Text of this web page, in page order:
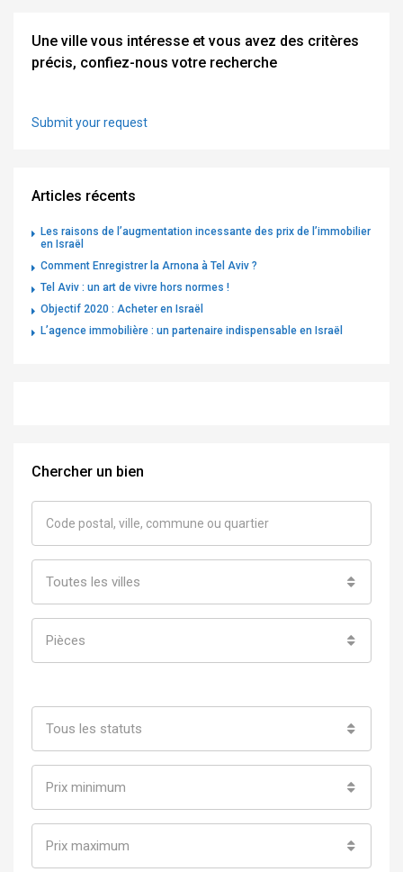
Une ville vous intéresse et vous avez des critères
précis, confiez-nous votre recherche
Submit your request
Articles récents
Les raisons de l’augmentation incessante des prix de l’immobilier
en Israël
Comment Enregistrer la Arnona à Tel Aviv ?
Tel Aviv : un art de vivre hors normes !
Objectif 2020 : Acheter en Israël
L’agence immobilière : un partenaire indispensable en Israël
Chercher un bien
Toutes les villes
Pièces
Tous les statuts
Prix minimum
Prix maximum